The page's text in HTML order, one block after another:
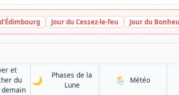
Jour du Cessez-le-feu Jour du
et
du
à Tulcán
🌙
Phases de la
Luneà Tulcán 🌦️ Météoà Tulcán